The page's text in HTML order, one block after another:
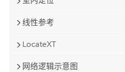
线性参考
LocateXT
网络逻辑示意图